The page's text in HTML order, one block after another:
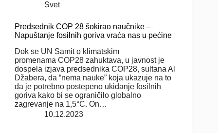
Svet
Predsednik COP 28 šokirao naučnike –
Napuštanje fosilnih goriva vraća nas u pećine
Dok se UN Samit o klimatskim
promenama COP28 zahuktava, u javnost je
dospela izjava predsednika COP28, sultana Al
Džabera, da “nema nauke” koja ukazuje na to
da je potrebno postepeno ukidanje fosilnih
goriva kako bi se ograničilo globalno
zagrevanje na 1,5°C. On…
10.12.2023